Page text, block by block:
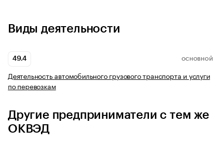
Виды деятельности
49.4 ОСНОВНОЙ
Деятельность автомобильного грузового транспорта и услуги
по перевозкам
Другие предприниматели с тем же
ОКВЭД